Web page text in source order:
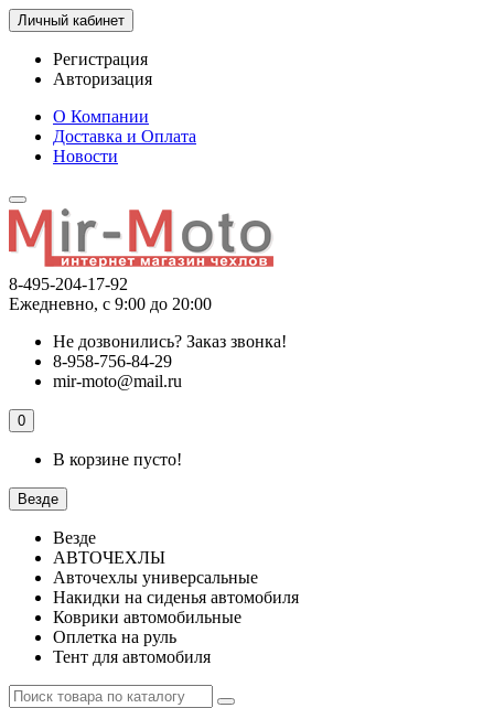
Личный кабинет
Регистрация
Авторизация
О Компании
Доставка и Оплата
Новости
8-495-204-17-92
Ежедневно, с 9:00 до 20:00
Не дозвонились? Заказ звонка!
8-958-756-84-29
mir-moto@mail.ru
0
В корзине пусто!
Везде
Везде
АВТОЧЕХЛЫ
Авточехлы универсальные
Накидки на сиденья автомобиля
Коврики автомобильные
Оплетка на руль
Тент для автомобиля